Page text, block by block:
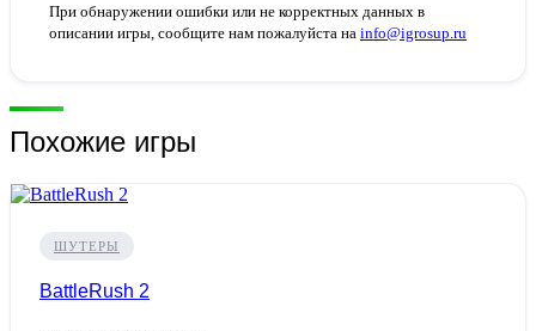
При обнаружении ошибки или не корректных данных в
описании игры, сообщите нам пожалуйста на info@igrosup.ru
Похожие игры
ШУТЕРЫ
BattleRush 2